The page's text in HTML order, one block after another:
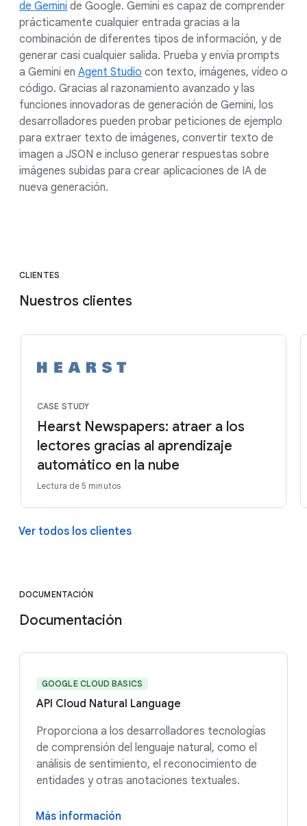
de Gemini de Google. Gemini es capaz de comprender
prácticamente cualquier entrada gracias a la
combinación de diferentes tipos de información, y de
generar casi cualquier salida. Prueba y envía prompts
a Gemini en Agent Studio con texto, imágenes, vídeo o
código. Gracias al razonamiento avanzado y las
funciones innovadoras de generación de Gemini, los
desarrolladores pueden probar peticiones de ejemplo
para extraer texto de imágenes, convertir texto de
imagen a JSON e incluso generar respuestas sobre
imágenes subidas para crear aplicaciones de IA de
nueva generación.
CLIENTES
Nuestros clientes
CASE STUDY
Hearst Newspapers: atraer a los
lectores gracias al aprendizaje
automático en la nube
Lectura de 5 minutos
Ver todos los clientes
DOCUMENTACIÓN
Documentación
GOOGLE CLOUD BASICS
API Cloud Natural Language
Proporciona a los desarrolladores tecnologías
de comprensión del lenguaje natural, como el
análisis de sentimiento, el reconocimiento de
entidades y otras anotaciones textuales.
Más información